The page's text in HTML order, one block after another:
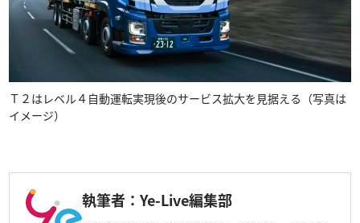
Ｔ２はレベル４自動運転実現後のサービス拡大を見据える（写真は
イメージ）
執筆者：Ye-Live編集部